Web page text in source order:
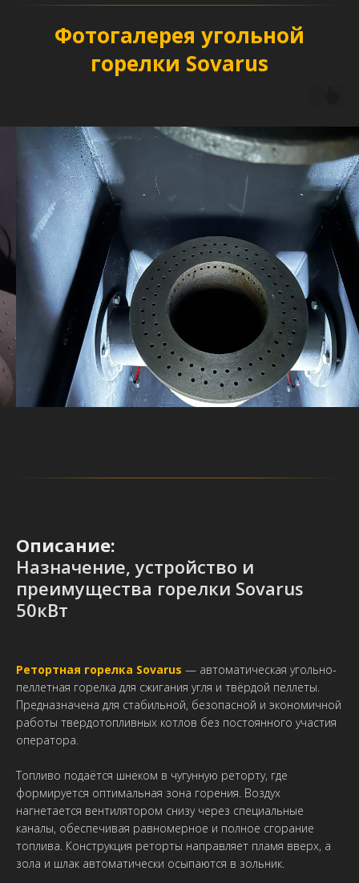
Фотогалерея угольной
горелки Sovarus
Описание:
Назначение, устройство и
преимущества горелки Sovarus
50кВт
Ретортная горелка Sovarus — автоматическая угольно-
пеллетная горелка для сжигания угля и твёрдой пеллеты.
Предназначена для стабильной, безопасной и экономичной
работы твердотопливных котлов без постоянного участия
оператора.
Топливо подаётся шнеком в чугунную реторту, где
формируется оптимальная зона горения. Воздух
нагнетается вентилятором снизу через специальные
каналы, обеспечивая равномерное и полное сгорание
топлива. Конструкция реторты направляет пламя вверх, а
зола и шлак автоматически осыпаются в зольник.